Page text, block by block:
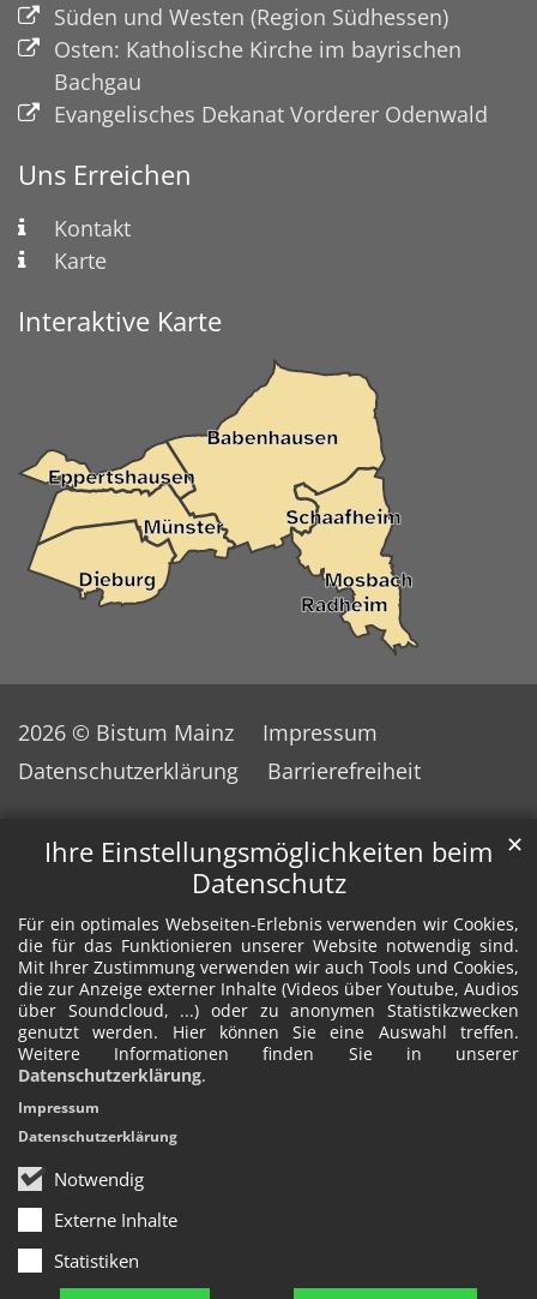
Ihre Einstellungsmöglichkeiten beim
Datenschutz
Für ein optimales Webseiten-Erlebnis verwenden wir Cookies,
die für das Funktionieren unserer Website notwendig sind.
Mit Ihrer Zustimmung verwenden wir auch Tools und Cookies,
die zur Anzeige externer Inhalte (Videos über Youtube, Audios
über Soundcloud, ...) oder zu anonymen Statistikzwecken
genutzt werden. Hier können Sie eine Auswahl treffen.
Weitere Informationen finden Sie in unserer
Datenschutzerklärung.
Notwendig
Externe Inhalte
Statistiken
✕
Impressum
Datenschutzerklärung
Süden und Westen (Region Südhessen)
Osten: Katholische Kirche im bayrischen
Bachgau
Evangelisches Dekanat Vorderer Odenwald
Uns Erreichen
Kontakt
Karte
Interaktive Karte
2026 © Bistum Mainz
Impressum
Datenschutzerklärung
Barrierefreiheit